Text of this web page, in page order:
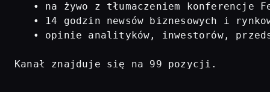
• na żywo z tłumaczeniem konferencje
• 14 godzin newsów biznesowych i
• opinie analityków, inwestorów,
Kanał znajduje się na 99 pozycji.